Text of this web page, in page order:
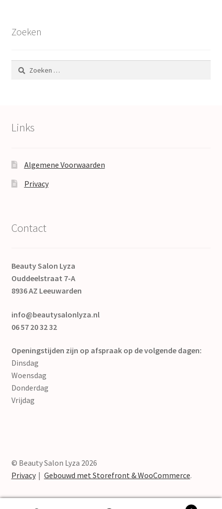
Zoeken
Zoeken
naar:
Links
Algemene Voorwaarden
Privacy
Contact
Beauty Salon Lyza
Ouddeelstraat 7-A
8936 AZ Leeuwarden
info@beautysalonlyza.nl
06 57 20 32 32
Openingstijden zijn op afspraak op de volgende dagen:
Dinsdag
Woensdag
Donderdag
Vrijdag
© Beauty Salon Lyza 2026
Privacy
Gebouwd met Storefront & WooCommerce.